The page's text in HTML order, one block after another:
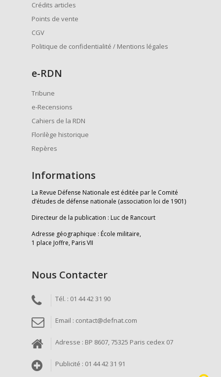
Crédits articles
Points de vente
CGV
Politique de confidentialité / Mentions légales
e-RDN
Tribune
e-Recensions
Cahiers de la RDN
Florilège historique
Repères
Informations
La Revue Défense Nationale est éditée par le Comité
d’études de défense nationale (association loi de 1901)
Directeur de la publication : Luc de Rancourt
Adresse géographique : École militaire,
1 place Joffre, Paris VII
Nous Contacter
Tél. : 01 44 42 31 90
Email : contact@defnat.com
Adresse : BP 8607, 75325 Paris cedex 07
Publicité : 01 44 42 31 91